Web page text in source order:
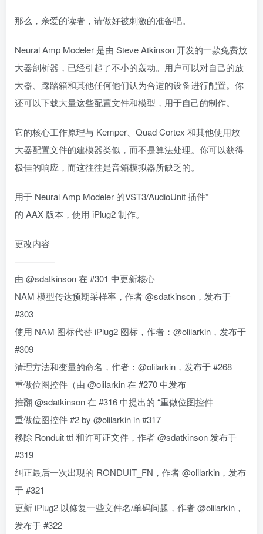
那么，亲爱的读者，请做好被刺激的准备吧。
Neural Amp Modeler 是由 Steve Atkinson 开发的一款免费放
大器剖析器，已经引起了不小的轰动。用户可以对自己的放
大器、踩踏箱和其他任何他们认为合适的设备进行配置。你
还可以下载大量这些配置文件和模型，用于自己的制作。
它的核心工作原理与 Kemper、Quad Cortex 和其他使用放
大器配置文件的建模器类似，而不是算法处理。你可以获得
极佳的响应，而这往往是音箱模拟器所缺乏的。
用于 Neural Amp Modeler 的VST3/AudioUnit 插件*
的 AAX 版本，使用 iPlug2 制作。
更改内容
————–
由 @sdatkinson 在 #301 中更新核心
NAM 模型传达预期采样率，作者 @sdatkinson，发布于
#303
使用 NAM 图标代替 iPlug2 图标，作者：@olilarkin，发布于
#309
清理方法和变量的命名，作者：@olilarkin，发布于 #268
重做位图控件（由 @olilarkin 在 #270 中发布
推翻 @sdatkinson 在 #316 中提出的 “重做位图控件
重做位图控件 #2 by @olilarkin in #317
移除 Ronduit ttf 和许可证文件，作者 @sdatkinson 发布于
#319
纠正最后一次出现的 RONDUIT_FN，作者 @olilarkin，发布
于 #321
更新 iPlug2 以修复一些文件名/单码问题，作者 @olilarkin，
发布于 #322